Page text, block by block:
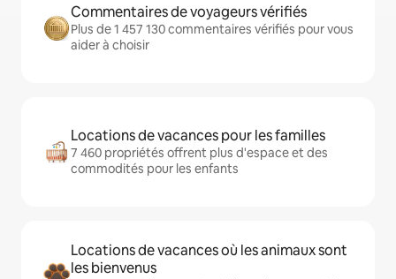
Commentaires de voyageurs vérifiés
Plus de 1 457 130 commentaires vérifiés pour vous
aider à choisir
Locations de vacances pour les familles
7 460 propriétés offrent plus d'espace et des
commodités pour les enfants
Locations de vacances où les animaux sont
les bienvenus